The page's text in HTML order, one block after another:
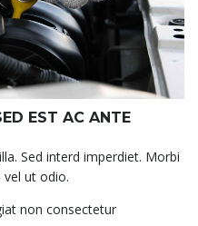
EST AC ANTE
Sed interd imperdiet. Morbi
vel ut odio.
non consectetur